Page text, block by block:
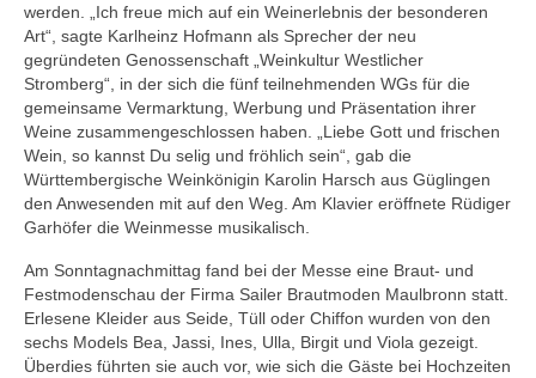
werden. „Ich freue mich auf ein Weinerlebnis der besonderen
Art“, sagte Karlheinz Hofmann als Sprecher der neu
gegründeten Genossenschaft „Weinkultur Westlicher
Stromberg“, in der sich die fünf teilnehmenden WGs für die
gemeinsame Vermarktung, Werbung und Präsentation ihrer
Weine zusammengeschlossen haben. „Liebe Gott und frischen
Wein, so kannst Du selig und fröhlich sein“, gab die
Württembergische Weinkönigin Karolin Harsch aus Güglingen
den Anwesenden mit auf den Weg. Am Klavier eröffnete Rüdiger
Garhöfer die Weinmesse musikalisch.
Am Sonntagnachmittag fand bei der Messe eine Braut- und
Festmodenschau der Firma Sailer Brautmoden Maulbronn statt.
Erlesene Kleider aus Seide, Tüll oder Chiffon wurden von den
sechs Models Bea, Jassi, Ines, Ulla, Birgit und Viola gezeigt.
Überdies führten sie auch vor, wie sich die Gäste bei Hochzeiten